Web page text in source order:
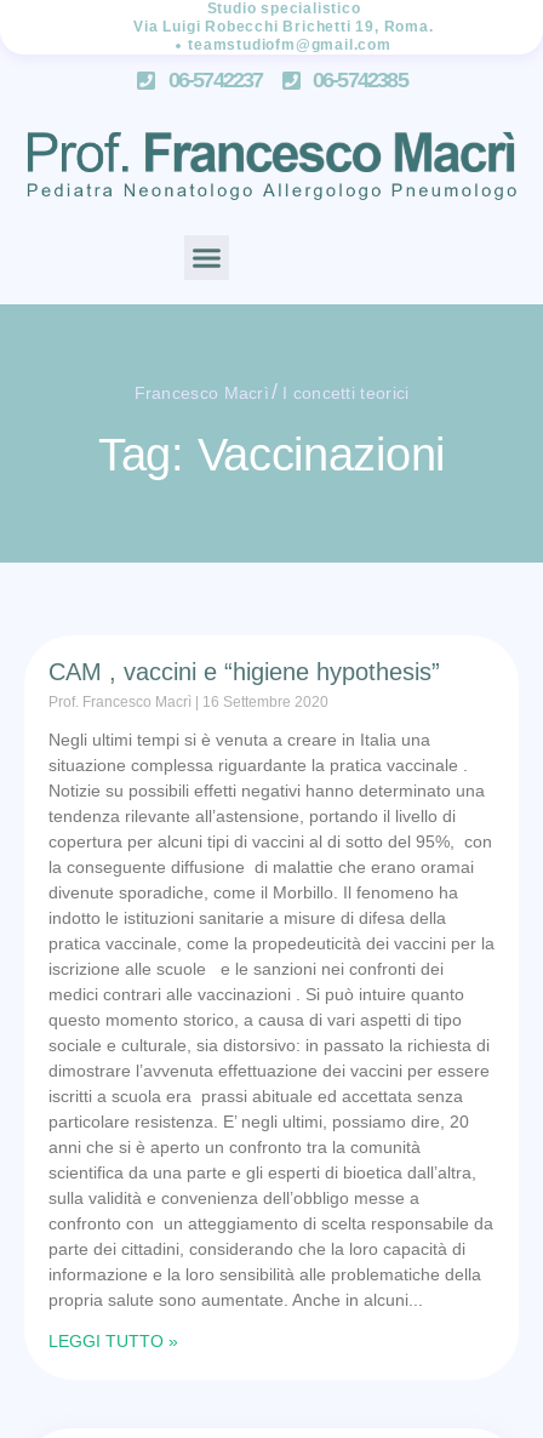
Studio specialistico
Via Luigi Robecchi Brichetti 19, Roma.
teamstudiofm@gmail.com
06-5742237 06-5742385
Francesco Macrì/ I concetti teorici
Tag: Vaccinazioni
CAM , vaccini e “higiene hypothesis”
Prof. Francesco Macrì 16 Settembre 2020
Negli ultimi tempi si è venuta a creare in Italia una
situazione complessa riguardante la pratica vaccinale .
Notizie su possibili effetti negativi hanno determinato una
tendenza rilevante all’astensione, portando il livello di
copertura per alcuni tipi di vaccini al di sotto del 95%, con
la conseguente diffusione di malattie che erano oramai
divenute sporadiche, come il Morbillo. Il fenomeno ha
indotto le istituzioni sanitarie a misure di difesa della
pratica vaccinale, come la propedeuticità dei vaccini per la
iscrizione alle scuole e le sanzioni nei confronti dei
medici contrari alle vaccinazioni . Si può intuire quanto
questo momento storico, a causa di vari aspetti di tipo
sociale e culturale, sia distorsivo: in passato la richiesta di
dimostrare l’avvenuta effettuazione dei vaccini per essere
iscritti a scuola era prassi abituale ed accettata senza
particolare resistenza. E’ negli ultimi, possiamo dire, 20
anni che si è aperto un confronto tra la comunità
scientifica da una parte e gli esperti di bioetica dall’altra,
sulla validità e convenienza dell’obbligo messe a
confronto con un atteggiamento di scelta responsabile da
parte dei cittadini, considerando che la loro capacità di
informazione e la loro sensibilità alle problematiche della
propria salute sono aumentate. Anche in alcuni
LEGGI TUTTO »